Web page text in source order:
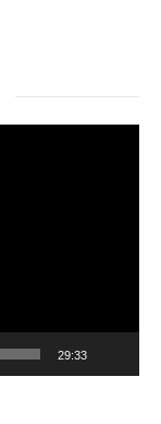
29:33